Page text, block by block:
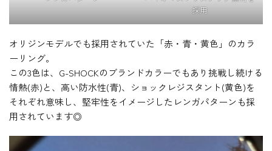
採用
オリジンモデルでも採用されていた「赤・青・黄色」のカラ
ーリング。
この3色は、G-SHOCKのブランドカラーでもあり挑戦し続ける
情熱(赤)と、高い防水性(青)、ショックレジスタント(黄色)を
それぞれ意味し、堅牢性をイメージしたレンガパターンも採
用されています◎